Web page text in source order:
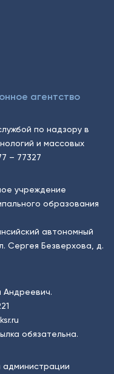
агентство
по надзору в
и массовых
– 77327
учреждение
образования
автономный
Сергея Безверхова, д.
Андреевич.
обязательна.
администрации